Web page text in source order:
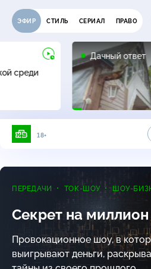
ЭФИР СТИЛЬ СЕРИАЛ ПРАВО
среди
Дачный ответ
18+
ПЕРЕДАЧИ ТОК-ШОУ ШОУ-
Секрет на миллион
Провокационное шоу, в
выигрывают деньги,